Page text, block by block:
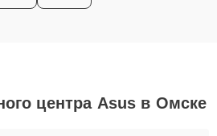
центра Asus в Омске